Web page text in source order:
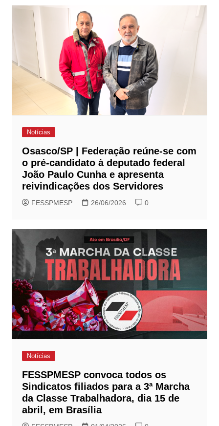
Notícias
Osasco/SP | Federação reúne-se com
o pré-candidato à deputado federal
João Paulo Cunha e apresenta
reivindicações dos Servidores
FESSPMESP 26/06/2026 0
Notícias
FESSPMESP convoca todos os
Sindicatos filiados para a 3ª Marcha
da Classe Trabalhadora, dia 15 de
abril, em Brasília